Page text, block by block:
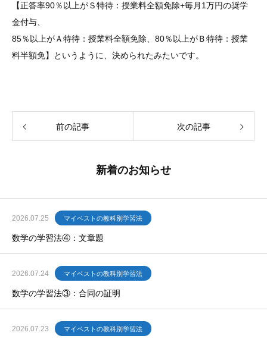
【正答率90％以上がＳ特待：授業料全額免除+毎月1万円の奨学
金付与、
85％以上がＡ特待：授業料全額免除、80％以上がＢ特待：授業
料半額免】というように、決められたみたいです。
前の記事 次の記事
新着のお知らせ
2026.07.25 マイベストの教科別学習法
数学の学習法④：文章題
2026.07.24 マイベストの教科別学習法
数学の学習法③：合同の証明
2026.07.23 マイベストの教科別学習法